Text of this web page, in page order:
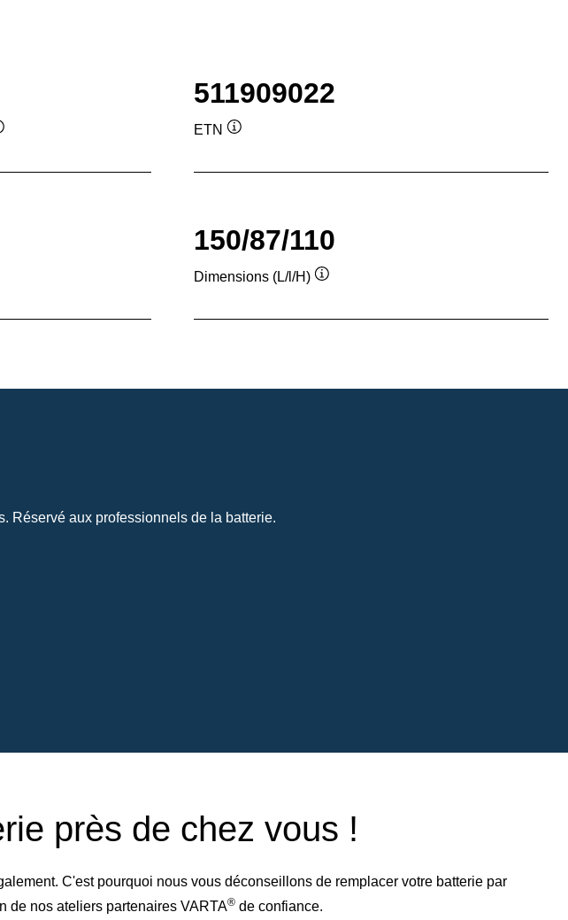
511909022
ETN
150/87/110
Dimensions (L/l/H)
Réservé aux professionnels de la batterie.
près de chez vous !
C'est pourquoi nous vous déconseillons de remplacer votre batterie par
de nos ateliers partenaires VARTA® de confiance.